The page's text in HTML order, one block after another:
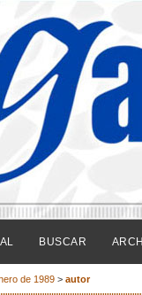
BUSCAR
de 1989 > autor